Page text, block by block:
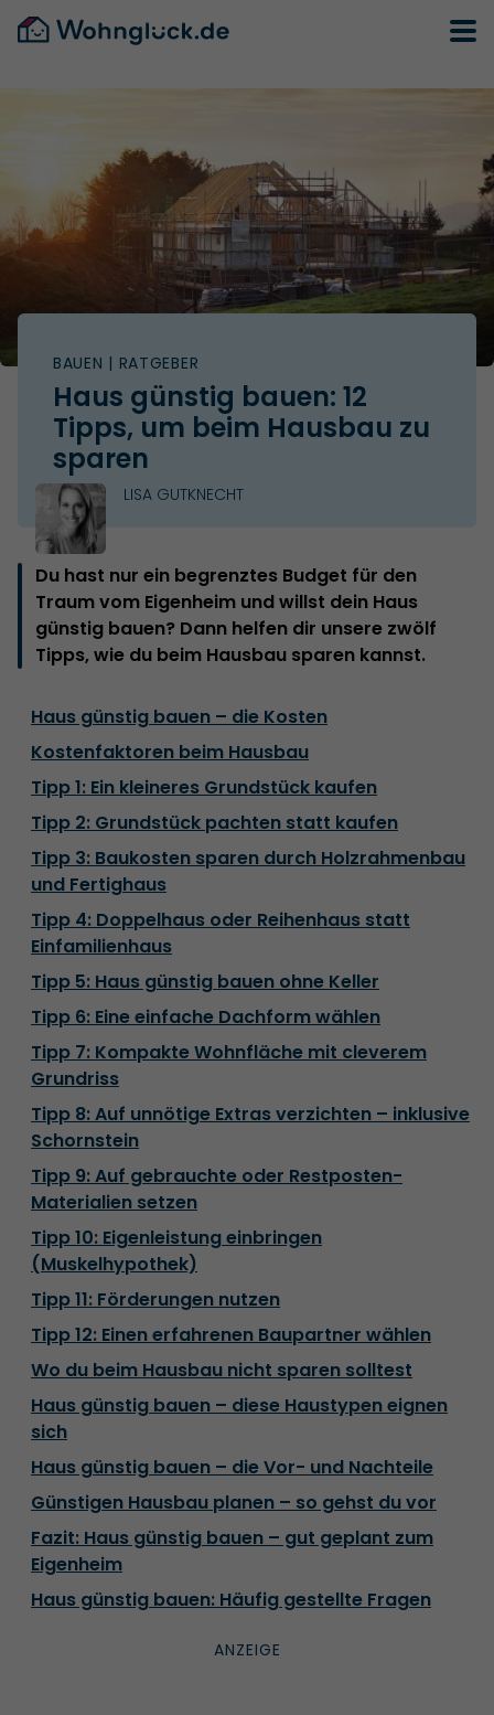
BAUEN | RATGEBER
Haus günstig bauen: 12
Tipps, um beim Hausbau zu
sparen
LISA GUTKNECHT
Du hast nur ein begrenztes Budget für den
Traum vom Eigenheim und willst dein Haus
günstig bauen? Dann helfen dir unsere zwölf
Tipps, wie du beim Hausbau sparen kannst.
Haus günstig bauen – die Kosten
Kostenfaktoren beim Hausbau
Tipp 1: Ein kleineres Grundstück kaufen
Tipp 2: Grundstück pachten statt kaufen
Tipp 3: Baukosten sparen durch Holzrahmenbau
und Fertighaus
Tipp 4: Doppelhaus oder Reihenhaus statt
Einfamilienhaus
Tipp 5: Haus günstig bauen ohne Keller
Tipp 6: Eine einfache Dachform wählen
Tipp 7: Kompakte Wohnfläche mit cleverem
Grundriss
Tipp 8: Auf unnötige Extras verzichten – inklusive
Schornstein
Tipp 9: Auf gebrauchte oder Restposten-
Materialien setzen
Tipp 10: Eigenleistung einbringen
(Muskelhypothek)
Tipp 11: Förderungen nutzen
Tipp 12: Einen erfahrenen Baupartner wählen
Wo du beim Hausbau nicht sparen solltest
Haus günstig bauen – diese Haustypen eignen
sich
Haus günstig bauen – die Vor- und Nachteile
Günstigen Hausbau planen – so gehst du vor
Fazit: Haus günstig bauen – gut geplant zum
Eigenheim
Haus günstig bauen: Häufig gestellte Fragen